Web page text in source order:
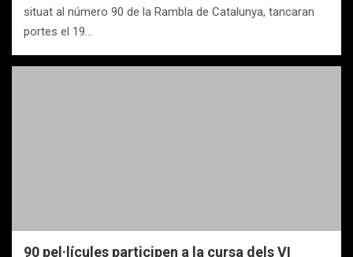
situat al número 90 de la Rambla de Catalunya, tancaran
portes el 19…
90 pel·lícules participen a la cursa dels VI